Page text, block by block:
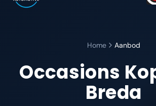
Home Aanbod
Occasions
Breda